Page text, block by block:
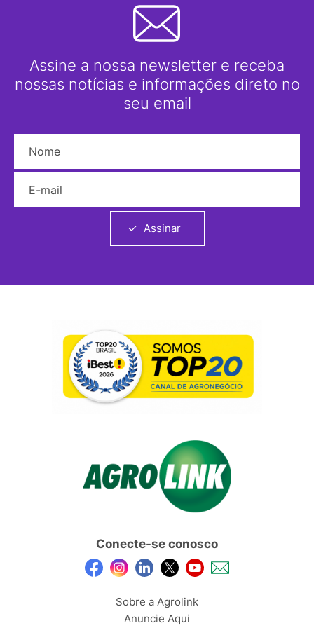
Assine a nossa newsletter e receba
nossas notícias e informações direto no
seu email
Assinar
Conecte-se conosco
Sobre a Agrolink
Anuncie Aqui